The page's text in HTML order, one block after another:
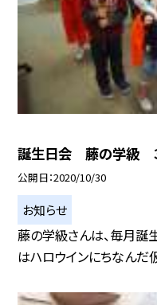
誕生日会 藤の学級 ３
公開日 2020/10/30
お知らせ
藤の学級さんは、毎月誕
はハロウインにちなんだ